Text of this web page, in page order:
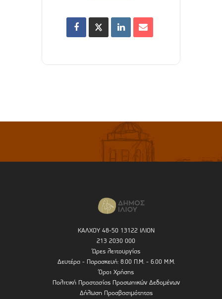
ΚΑΛΧΟΥ 48-50 13122 ΙΛΙΟΝ
213 2030 000
Ώρες λειτουργίας
Δευτέρα - Παρασκευή: 8.00 Π.Μ. - 6.00 Μ.Μ.
Όροι Χρήσης
Πολιτική Προστασίας Προσωπικών Δεδομένων
Δήλωση Προσβασιμότητας